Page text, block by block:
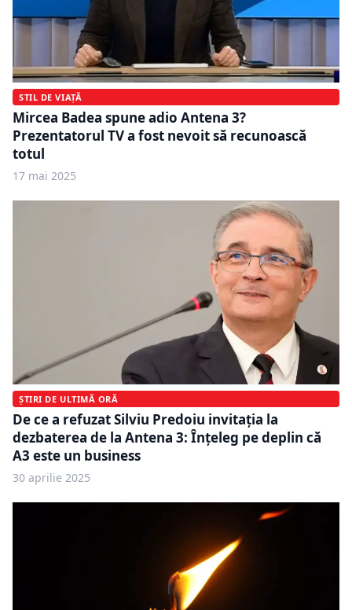
STIL DE VIAȚĂ
Mircea Badea spune adio Antena 3?
Prezentatorul TV a fost nevoit să recunoască
totul
17 mai 2025
ȘTIRI DE ULTIMĂ ORĂ
De ce a refuzat Silviu Predoiu invitația la
dezbaterea de la Antena 3: Înțeleg pe deplin că
A3 este un business
30 aprilie 2025